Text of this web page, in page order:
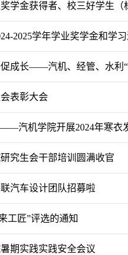
奖学金获得者、校三好学生
2025学年学业奖学金和学
促成长——汽机、经管、水利
表彰大会
汽机学院开展2024年寒衣
究生会干部培训圆满收官
汽车设计团队招募啦
工匠”评选的通知
期实践实践安全会议